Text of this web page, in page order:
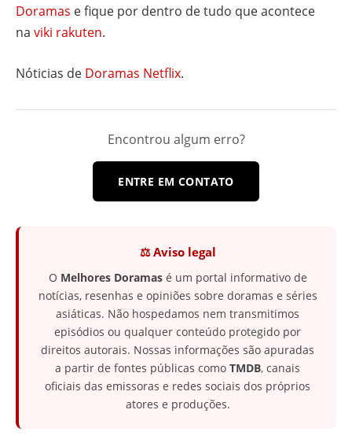
Doramas e fique por dentro de tudo que acontece
na viki rakuten.
Nóticias de Doramas Netflix.
Encontrou algum erro?
ENTRE EM CONTATO
⚖️ Aviso legal
O Melhores Doramasé um portal informativo de
notícias, resenhas e opiniões sobre doramas e séries
asiáticas. Não hospedamos nem transmitimos
episódios ou qualquer conteúdo protegido por
direitos autorais. Nossas informações são apuradas
a partir de fontes públicas como TMDB, canais
oficiais das emissoras e redes sociais dos próprios
atores e produções.